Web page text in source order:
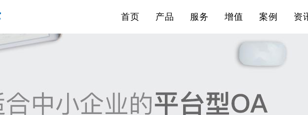
首页 产品 服务 增值 案例 资